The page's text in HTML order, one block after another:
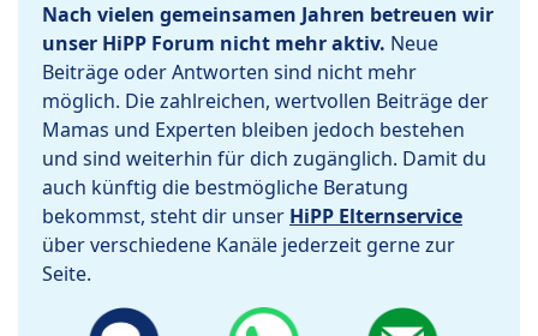
Nach vielen gemeinsamen Jahren betreuen wir
unser HiPP Forum nicht mehr aktiv. Neue
Beiträge oder Antworten sind nicht mehr
möglich. Die zahlreichen, wertvollen Beiträge der
Mamas und Experten bleiben jedoch bestehen
und sind weiterhin für dich zugänglich. Damit du
auch künftig die bestmögliche Beratung
bekommst, steht dir unser HiPP Elternservice
über verschiedene Kanäle jederzeit gerne zur
Seite.